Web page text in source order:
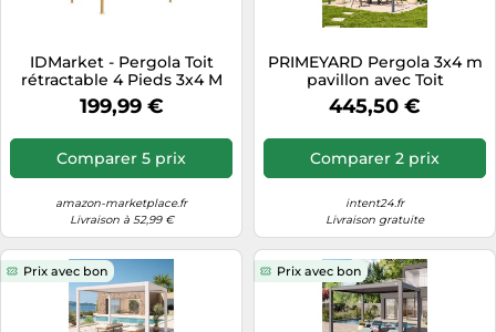
IDMarket - Pergola Toit
rétractable 4 Pieds 3x4 M
tonnelle Effet Bois Toile
Gris Anthracite
199,99 €
Comparer 5 prix
amazon-marketplace.fr
Livraison à 52,99 €
PRIMEYARD Pergola 3x4 m
pavillon avec Toit
rétractable Gris -
Construction en Acier
445,50 €
Comparer 2 prix
intent24.fr
Livraison gratuite
Prix avec bon Prix avec bon